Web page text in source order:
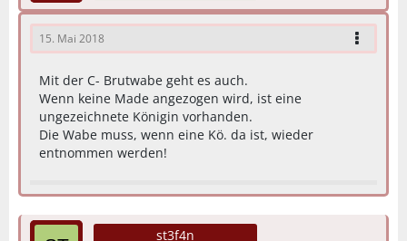
15. Mai 2018
Mit der C- Brutwabe geht es auch.
Wenn keine Made angezogen wird, ist eine
ungezeichnete Königin vorhanden.
Die Wabe muss, wenn eine Kö. da ist, wieder
entnommen werden!
st3f4n